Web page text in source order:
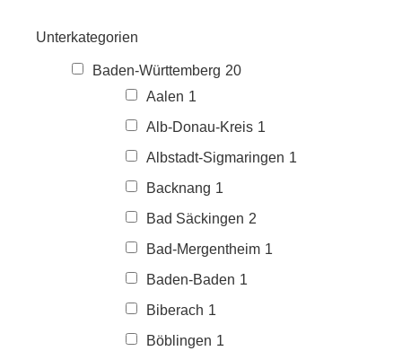
Unterkategorien
Baden-Württemberg 20
Aalen 1
Alb-Donau-Kreis 1
Albstadt-Sigmaringen 1
Backnang 1
Bad Säckingen 2
Bad-Mergentheim 1
Baden-Baden 1
Biberach 1
Böblingen 1